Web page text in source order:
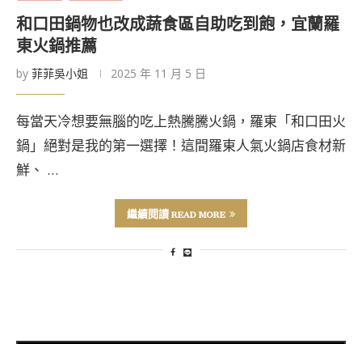
和口田鍋物也改成蔬食區自助吃到飽，宜蘭羅
東火鍋推薦
by 菲菲吳小姐 2025 年 11 月 5 日
每當天冷想要無腦的吃上熱騰騰火鍋，羅東「和口田火
鍋」絕對是我的第一選擇！這間羅東人氣火鍋店食材新
鮮、 …
繼續閱讀 READ MORE